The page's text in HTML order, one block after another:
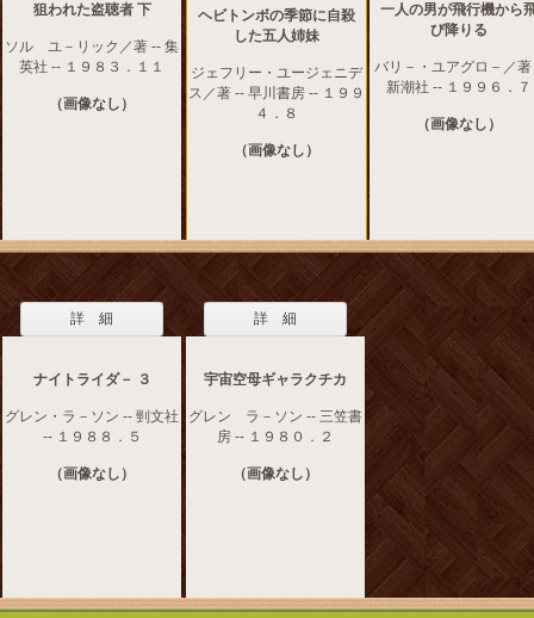
狙われた盗聴者 下
ソル ユ－リック／著 -- 集
英社 -- １９８３．１１
（画像なし）
ヘビトンボの季節に自殺
した五人姉妹
ジェフリー・ユージェニデ
ス／著 -- 早川書房 -- １９９
４．８
（画像なし）
一人の男が飛行機から
び降りる
バリ－・ユアグロ－／著
新潮社 -- １９９６．７
（画像なし）
詳 細
ナイトライダ－ ３
グレン・ラ－ソン -- 剄文社
-- １９８８．５
（画像なし）
詳 細
宇宙空母ギャラクチカ
グレン ラ－ソン -- 三笠書
房 -- １９８０．２
（画像なし）